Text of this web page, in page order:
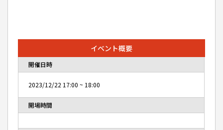
イベント概要
開催日時
2023/12/22 17:00 ~ 18:00
開場時間